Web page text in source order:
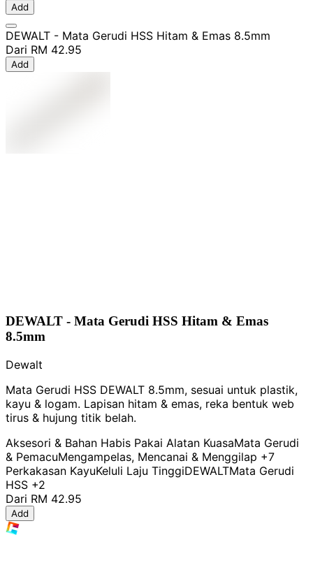
Add
DEWALT - Mata Gerudi HSS Hitam & Emas 8.5mm
Dari RM 42.95
Add
DEWALT - Mata Gerudi HSS Hitam & Emas
8.5mm
Dewalt
Mata Gerudi HSS DEWALT 8.5mm, sesuai untuk plastik,
kayu & logam. Lapisan hitam & emas, reka bentuk web
tirus & hujung titik belah.
Aksesori & Bahan Habis Pakai Alatan KuasaMata Gerudi
& PemacuMengampelas, Mencanai & Menggilap +7
Perkakasan KayuKeluli Laju TinggiDEWALTMata Gerudi
HSS +2
Dari RM 42.95
Add